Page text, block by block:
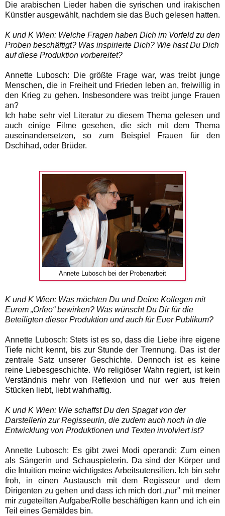
Die arabischen Lieder haben die syrischen und irakischen
Künstler ausgewählt, nachdem sie das Buch gelesen hatten.
K und K Wien: Welche Fragen haben Dich im Vorfeld zu den
Proben beschäftigt? Was inspirierte Dich? Wie hast Du Dich
auf diese Produktion vorbereitet?
Annette Lubosch: Die größte Frage war, was treibt junge
Menschen, die in Freiheit und Frieden leben an, freiwillig in
den Krieg zu gehen. Insbesondere was treibt junge Frauen
an?
Ich habe sehr viel Literatur zu diesem Thema gelesen und
auch einige Filme gesehen, die sich mit dem Thema
auseinandersetzen, so zum Beispiel Frauen für den
Dschihad, oder Brüder.
Annete Lubosch bei der Probenarbeit
K und K Wien: Was möchten Du und Deine Kollegen mit
Eurem „Orfeo“ bewirken? Was wünscht Du Dir für die
Beteiligten dieser Produktion und auch für Euer Publikum?
Annette Lubosch: Stets ist es so, dass die Liebe ihre eigene
Tiefe nicht kennt, bis zur Stunde der Trennung. Das ist der
zentrale Satz unserer Geschichte. Dennoch ist es keine
reine Liebesgeschichte. Wo religiöser Wahn regiert, ist kein
Verständnis mehr von Reflexion und nur wer aus freien
Stücken liebt, liebt wahrhaftig.
K und K Wien: Wie schaffst Du den Spagat von der
Darstellerin zur Regisseurin, die zudem auch noch in die
Entwicklung von Produktionen und Texten involviert ist?
Annette Lubosch: Es gibt zwei Modi operandi: Zum einen
als Sängerin und Schauspielerin. Da sind der Körper und
die Intuition meine wichtigstes Arbeitsutensilien. Ich bin sehr
froh, in einen Austausch mit dem Regisseur und dem
Dirigenten zu gehen und dass ich mich dort „nur" mit meiner
mir zugeteilten Aufgabe/Rolle beschäftigen kann und ich ein
Teil eines Gemäldes bin.